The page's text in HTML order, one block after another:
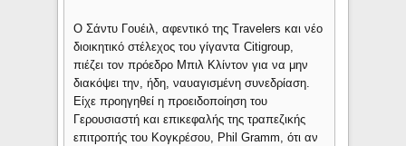
Ο Σάντυ Γουέιλ, αφεντικό της Travelers και νέο
διοικητικό στέλεχος του γίγαντα Citigroup,
πιέζει τον πρόεδρο Μπιλ Κλίντον για να μην
διακόψει την, ήδη, ναυαγισμένη συνεδρίαση.
Είχε προηγηθεί η προειδοποίηση του
Γερουσιαστή και επικεφαλής της τραπεζικής
επιτροπής του Κογκρέσου, Phil Gramm, ότι αν